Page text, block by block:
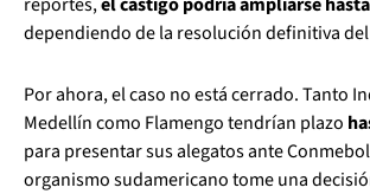
dependiendo de la resolución definitiva del
Por ahora, el caso no está cerrado. Tanto
Medellín como Flamengo tendrían plazo
para presentar sus alegatos ante
organismo sudamericano tome una